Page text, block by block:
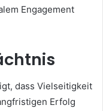
Engagement
dass Vielseitigkeit
Erfolg